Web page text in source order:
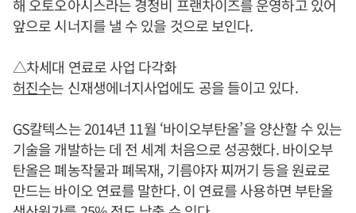
해 오토오아시스라는 경정비 프랜차이즈를 운영하고 있어
앞으로 시너지를 낼 수 있을 것으로 보인다.
△차세대 연료로 사업 다각화
허진수는 신재생에너지사업에도 공을 들이고 있다.
GS칼텍스는 2014년 11월 ‘바이오부탄올’을 양산할 수 있는
기술을 개발하는 데 전 세계 처음으로 성공했다. 바이오부
탄올은 폐농작물과 폐목재, 기름야자 찌꺼기 등을 원료로
만드는 바이오 연료를 말한다. 이 연료를 사용하면 부탄올